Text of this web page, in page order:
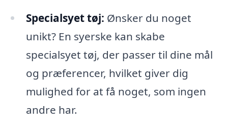
Specialsyet tøj: Ønsker du noget
unikt? En syerske kan skabe
specialsyet tøj, der passer til dine mål
og præferencer, hvilket giver dig
mulighed for at få noget, som ingen
andre har.